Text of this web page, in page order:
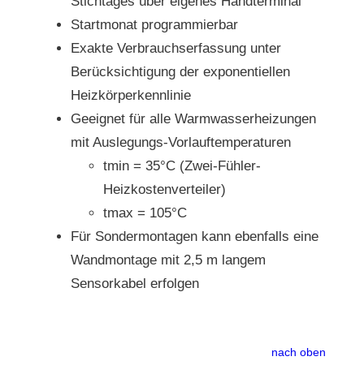
Startmonat programmierbar
Exakte Verbrauchserfassung unter
Berücksichtigung der exponentiellen
Heizkörperkennlinie
Geeignet für alle Warmwasserheizungen
mit Auslegungs-Vorlauftemperaturen
tmin = 35°C (Zwei-Fühler-
Heizkostenverteiler)
tmax = 105°C
Für Sondermontagen kann ebenfalls eine
Wandmontage mit 2,5 m langem
Sensorkabel erfolgen
nach oben